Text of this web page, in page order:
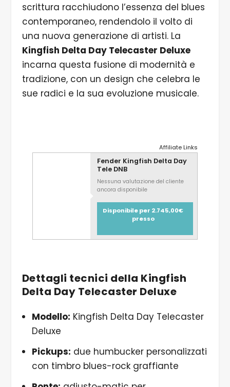
scrittura racchiudono l’essenza del blues
contemporaneo, rendendolo il volto di
una nuova generazione di artisti. La
Kingfish Delta Day Telecaster Deluxe
incarna questa fusione di modernità e
tradizione, con un design che celebra le
sue radici e la sua evoluzione musicale.
Affiliate Links
Fender Kingfish Delta Day
Tele DNB
Nessuna valutazione del cliente
ancora disponibile
Disponibile per 2.745,00€
presso
Dettagli tecnici della Kingfish
Delta Day Telecaster Deluxe
Modello: Kingfish Delta Day Telecaster
Deluxe
Pickups: due humbucker personalizzati
con timbro blues-rock graffiante